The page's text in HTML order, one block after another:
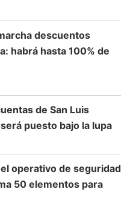
descuentos
habrá hasta 100% de
de San Luis
puesto bajo la lupa
operativo de seguridad
50 elementos para